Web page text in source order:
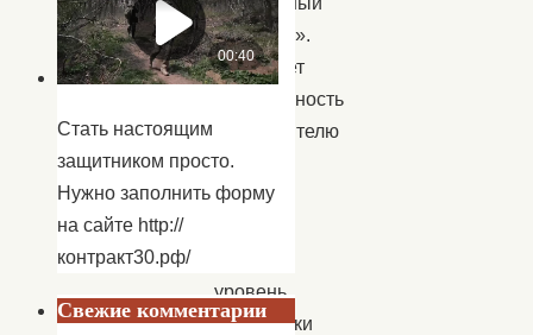
праздник».
Выражает
благодарность
руководителю
Алене
Бабаянц
уровень
подготовки
Стать настоящим
защитником просто.
Нужно заполнить форму
на сайте http://
контракт30.рф/
Свежие комментарии